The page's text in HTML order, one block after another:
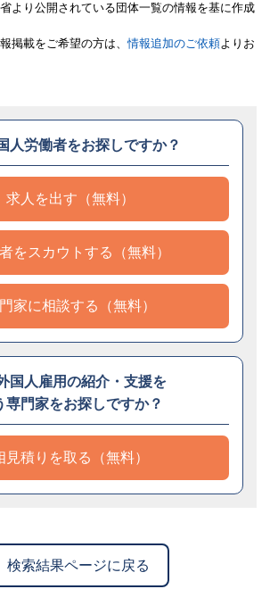
より公開されている団体一覧の情報を基に作成
掲載をご希望の方は、情報追加のご依頼よりお
人労働者をお探しですか？
求人を出す（無料）
をスカウトする（無料）
家に相談する（無料）
国人雇用の紹介・支援を
専門家をお探しですか？
見積りを取る（無料）
検索結果ページに戻る